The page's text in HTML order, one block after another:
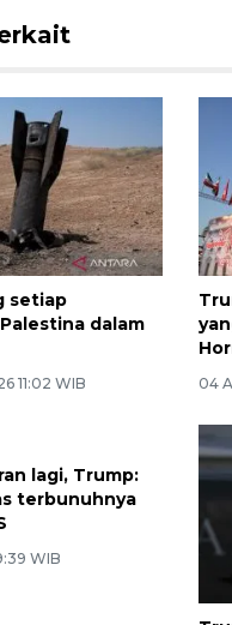
setiap
dalam
11:02 WIB 04
lagi, Trump:
terbunuhnya
WIB